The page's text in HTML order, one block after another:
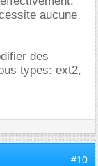
aucune
des
types: ext2,
#10